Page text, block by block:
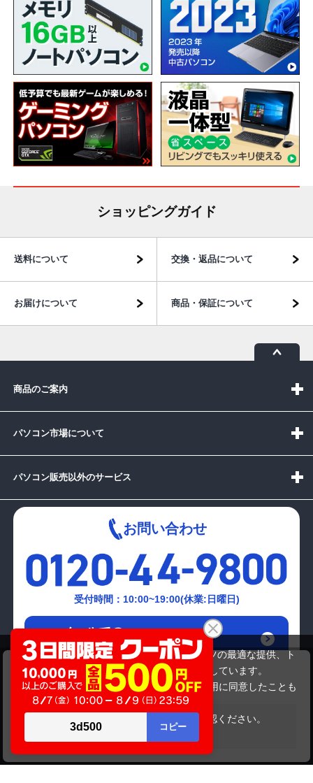
DOSPARA ｵﾘｼﾞﾅﾙDT
商品価格 10,999,999円
在庫がありません
ショッピングガイド
送料について 交換・返品について
お届けについて 商品・保証について
商品のご案内
パソコン市場について
パソコン販売以外のサービス
お問い合わせ
受付時間：10:00~19:00(休業:日曜日)
メールでの
お問い合わせはこちら
当サイトでは利用体験の向上およびコンテンツの最適な提供、ト
ラフィックの分析を目的としてCookieを使用しています。
サイトの閲覧を継続された場合、Cookieの利用に同意したことも
のといたします。
をご確認ください。
承諾する